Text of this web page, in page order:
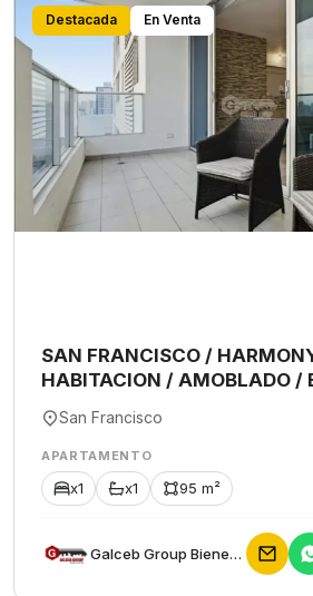
Destacada En Venta
SAN FRANCISCO /
HABITACION / AMOBLADO /
San Francisco
APARTAMENTO
x1 x1 95 m²
Galceb Group Bienes Raices